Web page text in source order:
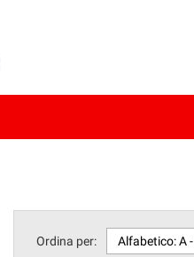
Ordina per: